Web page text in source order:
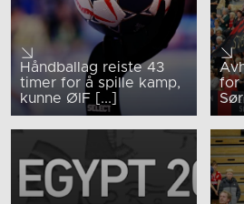
Håndballag reiste 43
timer for å spille kamp,
kunne ØIF [...]
for